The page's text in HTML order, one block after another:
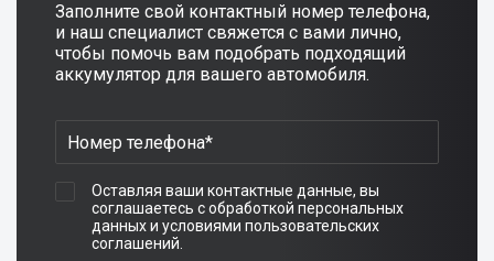
Заполните свой контактный номер телефона,
и наш специалист свяжется с вами лично,
чтобы помочь вам подобрать подходящий
аккумулятор для вашего автомобиля.
Оставляя ваши контактные данные, вы
соглашаетесь с обработкой персональных
данных и условиями пользовательских
соглашений.